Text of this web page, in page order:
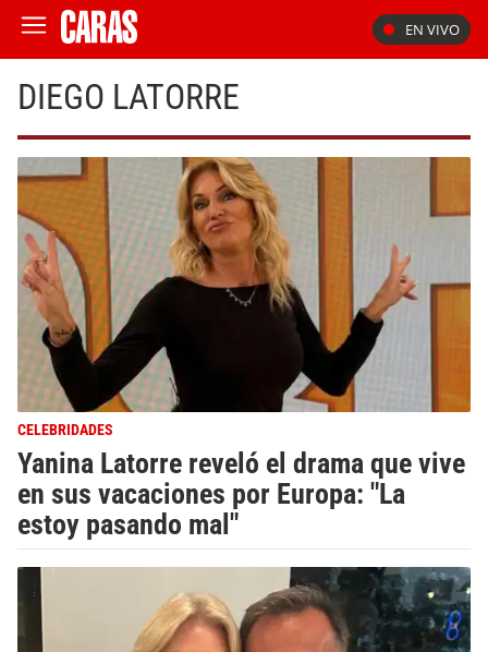
EN VIVO
DIEGO LATORRE
CELEBRIDADES
Yanina Latorre reveló el drama que vive
en sus vacaciones por Europa: "La
estoy pasando mal"